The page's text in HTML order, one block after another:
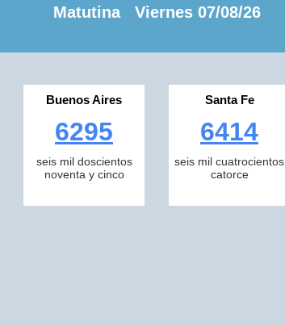
Matutina Viernes 07/08/26
Buenos Aires
6295
seis mil doscientos
noventa y cinco
Santa Fe
6414
seis mil cuatrocientos
catorce